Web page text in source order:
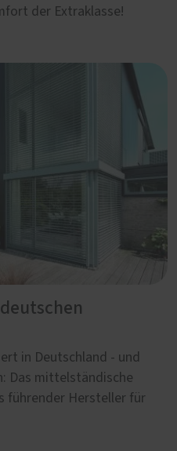
der Extraklasse!
in Deutschland - und
Das mittelständische
führender Hersteller für